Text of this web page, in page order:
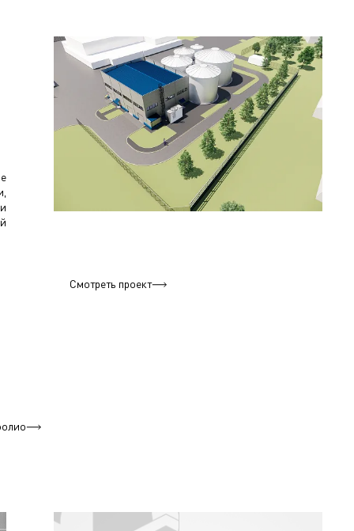
Смотреть проект